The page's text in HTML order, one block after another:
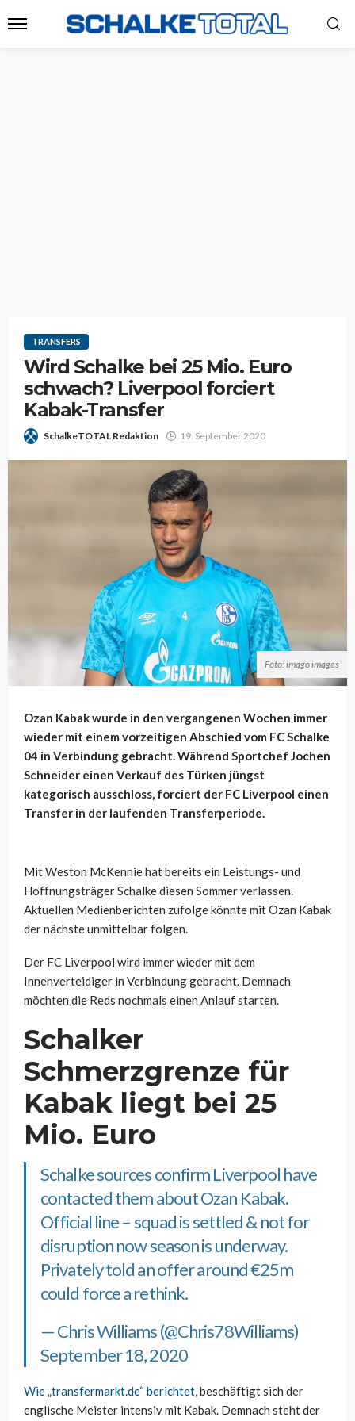
TRANSFERS
Wird Schalke bei 25 Mio. Euro
schwach? Liverpool forciert
Kabak-Transfer
SchalkeTOTAL Redaktion 19. September 2020
Foto: imago images
Ozan Kabak wurde in den vergangenen Wochen immer
wieder mit einem vorzeitigen Abschied vom FC Schalke
04 in Verbindung gebracht. Während Sportchef Jochen
Schneider einen Verkauf des Türken jüngst
kategorisch ausschloss, forciert der FC Liverpool einen
Transfer in der laufenden Transferperiode.
Mit Weston McKennie hat bereits ein Leistungs- und
Hoffnungsträger Schalke diesen Sommer verlassen.
Aktuellen Medienberichten zufolge könnte mit Ozan Kabak
der nächste unmittelbar folgen.
Der FC Liverpool wird immer wieder mit dem
Innenverteidiger in Verbindung gebracht. Demnach
möchten die Reds nochmals einen Anlauf starten.
Schalker
Schmerzgrenze für
Kabak liegt bei 25
Mio. Euro
Schalke sources confirm Liverpool have
contacted them about Ozan Kabak.
Official line – squad is settled & not for
disruption now season is underway.
Privately told an offer around €25m
could force a rethink.
— Chris Williams (@Chris78Williams)
September 18, 2020
Wie „transfermarkt.de“ berichtet, beschäftigt sich der
englische Meister intensiv mit Kabak. Demnach steht der